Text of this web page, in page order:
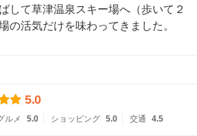
して草津温泉スキー場へ（歩いて２
の活気だけを味わってきました。
5.0
ルメ 5.0 ショッピング 5.0 交通 4.5